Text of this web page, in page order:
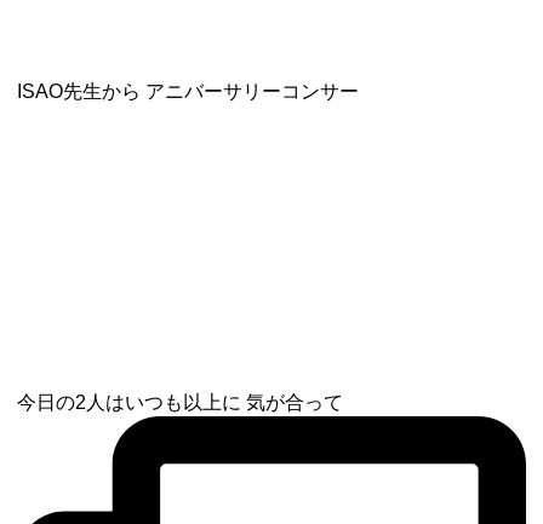
ISAO先生から アニバーサリーコンサー
今日の2人はいつも以上に 気が合って